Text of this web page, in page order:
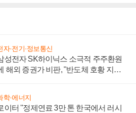
자·전기·정보통신
성전자 SK하이닉스 소극적 주주환원
해외 증권가 비판, "반도체 호황 지속
학·에너지
이터 "정제연료 3만 톤 한국에서 러시